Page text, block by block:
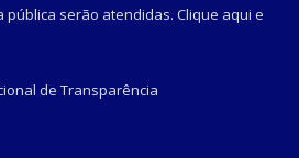
serão atendidas. Clique aqui e
de Transparência